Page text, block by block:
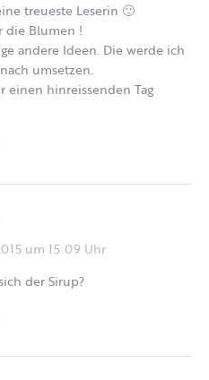
treueste Leserin 🙂
die Blumen !
andere Ideen. Die werde ich
umsetzen.
einen hinreissenden Tag
um 15:09 Uhr
der Sirup?